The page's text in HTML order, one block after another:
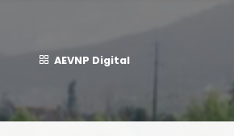
AEVNP Digital